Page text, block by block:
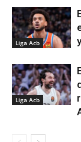
Liga Acb
Liga Acb